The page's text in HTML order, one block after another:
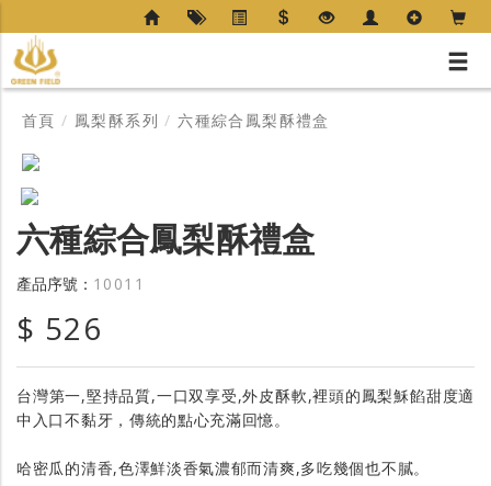
首頁 / 鳳梨酥系列 /六種綜合鳳梨酥禮盒
六種綜合鳳梨酥禮盒
產品序號： 10011
$ 526
台灣第一,堅持品質,一口双享受,外皮酥軟,裡頭的鳳梨穌餡甜度適
中入口不黏牙，傳統的點心充滿回憶。
哈密瓜的清香,色澤鮮淡香氣濃郁而清爽,多吃幾個也不膩。